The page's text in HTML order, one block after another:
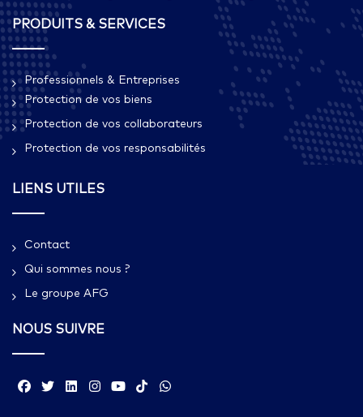
PRODUITS & SERVICES
Professionnels & Entreprises
Protection de vos biens
Protection de vos collaborateurs
Protection de vos responsabilités
LIENS UTILES
Contact
Qui sommes nous ?​
Le groupe AFG
NOUS SUIVRE